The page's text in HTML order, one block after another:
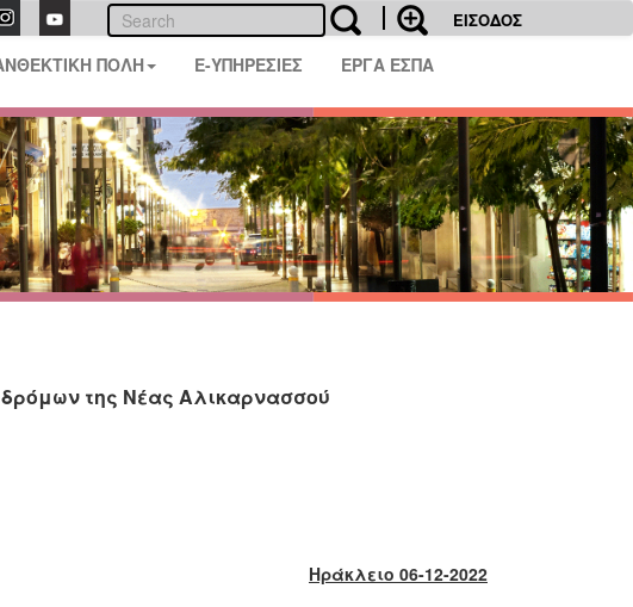
ΕΙΣΟΔΟΣ
ΠΟΛΗ E-ΥΠΗΡΕΣΙΕΣ ΕΡΓΑ ΕΣΠΑ
της Νέας Αλικαρνασσού
Ηράκλειο 06-12-2022